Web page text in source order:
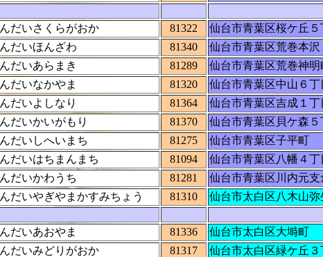
だいさくらがおか 81322 仙台市青葉区桜ケ丘５
だいほんざわ 81340 仙台市青葉区荒巻本沢
だいあらまき 81289 仙台市青葉区荒巻神明
だいなかやま 81320 仙台市青葉区中山６丁
だいよしなり 81364 仙台市青葉区吉成１丁
だいかいがもり 81370 仙台市青葉区貝ケ森５
だいしへいまち 81275 仙台市青葉区子平町
だいはちまんまち 81094 仙台市青葉区八幡４丁
だいかわうち 81281 仙台市青葉区川内元支
だいやぎやまかすみちょう 81310 仙台市太白区八木山弥
だいあおやま 81336 仙台市太白区大塒町
だいみどりがおか 81317 仙台市太白区緑ケ丘３